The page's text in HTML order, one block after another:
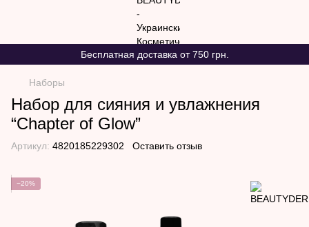
Бесплатная доставка от 750 грн.
Наборы
Набор для сияния и увлажнения
“Chapter of Glow”
Артикул: 4820185229302 Оставить отзыв
−20%